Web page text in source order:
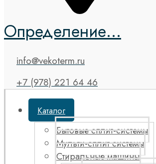
Определение...
info@vekoterm.ru
+7 (978) 221 64 46
Каталог
Бытовые сплит-системы
Мульти-сплит системы
Стиральные машины